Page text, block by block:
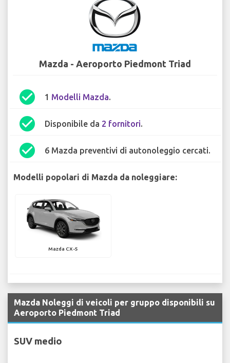
Mazda - Aeroporto Piedmont Triad
check_circle 1 Modelli Mazda.
check_circle Disponibile da 2 fornitori.
check_circle 6 Mazda preventivi di autonoleggio cercati.
Modelli popolari di Mazda da noleggiare:
Mazda CX-5
Mazda Noleggi di veicoli per gruppo disponibili su
Aeroporto Piedmont Triad
SUV medio